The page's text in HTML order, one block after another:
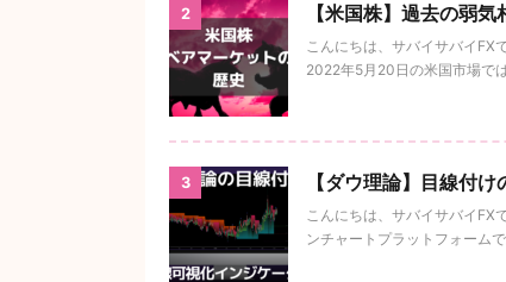
2 【米国株】過去の弱
こんにちは、サバイサバイFX
2022年5月20日の米国市場で
3 【ダウ理論】目線付
こんにちは、サバイサバイFX
ンチャートプラットフォーム